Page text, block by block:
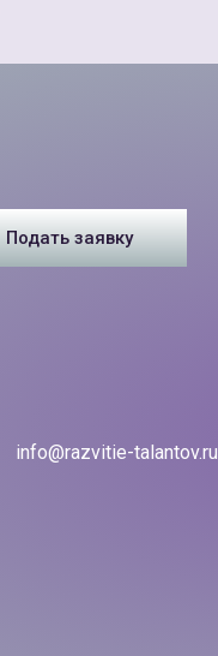
Подать заявку
info@razvitie-talantov.ru